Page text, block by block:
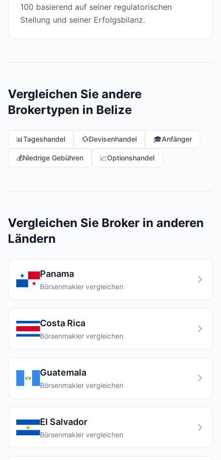
100 basierend auf seiner regulatorischen
Stellung und seiner Erfolgsbilanz.
Vergleichen Sie andere
Brokertypen in Belize
📊Tageshandel 💱Devisenhandel 🎓Anfänger
💰Niedrige Gebühren 📈Optionshandel
Vergleichen Sie Broker in anderen
Ländern
Panama
Börsenmakler vergleichen
Costa Rica
Börsenmakler vergleichen
Guatemala
Börsenmakler vergleichen
El Salvador
Börsenmakler vergleichen